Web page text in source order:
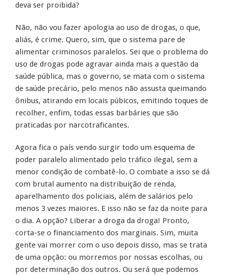
deva ser proibida?
Não, não vou fazer apologia ao uso de drogas, o que,
aliás, é crime. Quero, sim, que o sistema pare de
alimentar criminosos paralelos. Sei que o problema do
uso de drogas pode agravar ainda mais a questão da
saúde pública, mas o governo, se mata com o sistema
de saúde precário, pelo menos não assusta queimando
ônibus, atirando em locais púbicos, emitindo toques de
recolher, enfim, todas essas barbáries que são
praticadas por narcotraficantes.
Agora fica o país vendo surgir todo um esquema de
poder paralelo alimentado pelo tráfico ilegal, sem a
menor condição de combatê-lo. O combate a isso se dá
com brutal aumento na distribuição de renda,
aparelhamento dos policiais, além de salários pelo
menos 3 vezes maiores. E isso não se faz da noite para
o dia. A opção? Liberar a droga da droga! Pronto,
corta-se o financiamento dos marginais. Sim, muita
gente vai morrer com o uso depois disso, mas se trata
de uma opção: ou morremos por nossas escolhas, ou
por determinação dos outros. Ou será que podemos